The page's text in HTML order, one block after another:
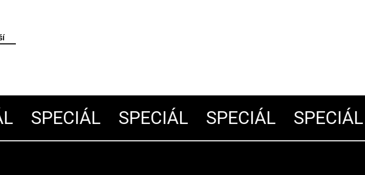
SPECIÁL SPECIÁL SPECIÁL SPECIÁL